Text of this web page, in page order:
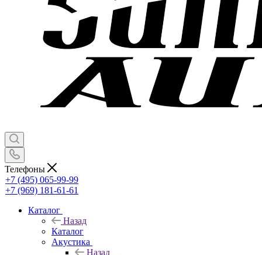
Телефоны
+7 (495) 065-99-99
+7 (969) 181-61-61
Каталог
Назад
Каталог
Акустика
Назад